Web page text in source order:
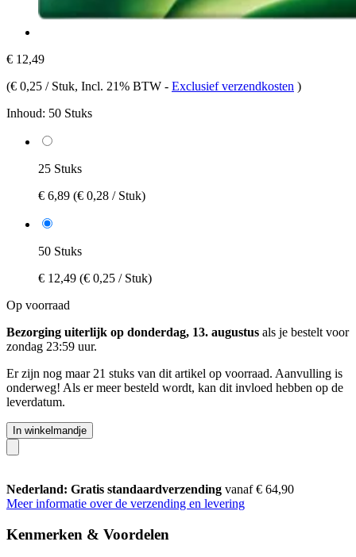
€ 12,49
(€ 0,25 / Stuk, Incl. 21% BTW - Exclusief verzendkosten )
Inhoud: 50 Stuks
25 Stuks
€ 6,89 (€ 0,28 / Stuk)
50 Stuks
€ 12,49 (€ 0,25 / Stuk)
Op voorraad
Bezorging uiterlijk op donderdag, 13. augustus als je bestelt voor
zondag 23:59 uur.
Er zijn nog maar 21 stuks van dit artikel op voorraad. Aanvulling is
onderweg! Als er meer besteld wordt, kan dit invloed hebben op de
leverdatum.
In winkelmandje
Nederland: Gratis standaardverzending vanaf € 64,90
Meer informatie over de verzending en levering
Kenmerken & Voordelen